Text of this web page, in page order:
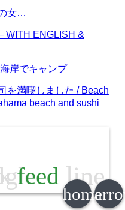
女…
WITH ENGLISH &
岸でキャンプ
を満喫しました / Beach
beach and sushi
feed line
home